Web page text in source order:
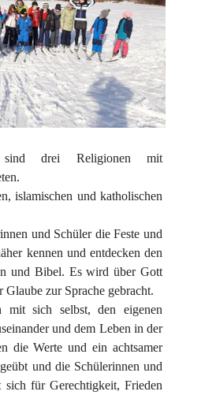
drei Religionen mit
islamischen und katholischen
und Schüler die Feste und
kennen und entdecken den
und Bibel. Es wird über Gott
Glaube zur Sprache gebracht.
sich selbst, den eigenen
und dem Leben in der
die Werte und ein achtsamer
und die Schülerinnen und
sich für Gerechtigkeit, Frieden